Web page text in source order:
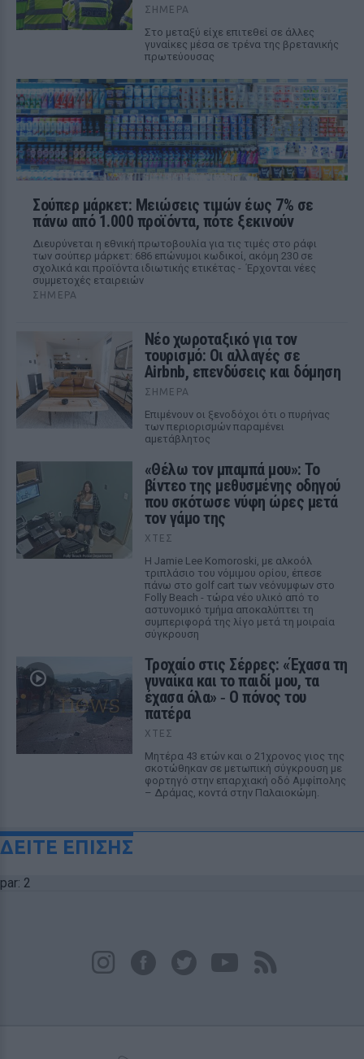
ΣΉΜΕΡΑ
Στο μεταξύ είχε επιτεθεί σε άλλες
γυναίκες μέσα σε τρένα της βρετανικής
πρωτεύουσας
Σούπερ μάρκετ: Μειώσεις τιμών έως 7% σε
πάνω από 1.000 προϊόντα, πότε ξεκινούν
Διευρύνεται η εθνική πρωτοβουλία για τις τιμές στο ράφι
των σούπερ μάρκετ: 686 επώνυμοι κωδικοί, ακόμη 230 σε
σχολικά και προϊόντα ιδιωτικής ετικέτας - Έρχονται νέες
συμμετοχές εταιρειών
ΣΉΜΕΡΑ
Νέο χωροταξικό για τον
τουρισμό: Οι αλλαγές σε
Airbnb, επενδύσεις και δόμηση
ΣΉΜΕΡΑ
Επιμένουν οι ξενοδόχοι ότι ο πυρήνας
των περιορισμών παραμένει
αμετάβλητος
«Θέλω τον μπαμπά μου»: Το
βίντεο της μεθυσμένης οδηγού
που σκότωσε νύφη ώρες μετά
τον γάμο της
ΧΤΕΣ
Η Jamie Lee Komoroski, με αλκοόλ
τριπλάσιο του νόμιμου ορίου, έπεσε
πάνω στο golf cart των νεόνυμφων στο
Folly Beach - τώρα νέο υλικό από το
αστυνομικό τμήμα αποκαλύπτει τη
συμπεριφορά της λίγο μετά τη μοιραία
σύγκρουση
Τροχαίο στις Σέρρες: «Έχασα τη
γυναίκα και το παιδί μου, τα
έχασα όλα» ‑ Ο πόνος του
πατέρα
ΧΤΕΣ
Μητέρα 43 ετών και ο 21χρονος γιος της
σκοτώθηκαν σε μετωπική σύγκρουση με
φορτηγό στην επαρχιακή οδό Αμφίπολης
– Δράμας, κοντά στην Παλαιοκώμη.
ΔΕΙΤΕ ΕΠΙΣΗΣ
par: 2